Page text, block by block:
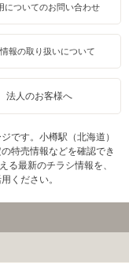
についてのお問い合わせ
報の取り扱いについて
法人のお客様へ
です。小樽駅（北海道）
特売情報などを確認でき
る最新のチラシ情報を、
ください。